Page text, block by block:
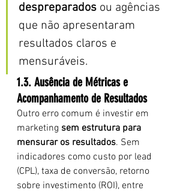
despreparados ou agências
que não apresentaram
resultados claros e
mensuráveis.
1.3. Ausência de Métricas e
Acompanhamento de Resultados
Outro erro comum é investir em
marketing sem estrutura para
mensurar os resultados. Sem
indicadores como custo por lead
(CPL), taxa de conversão, retorno
sobre investimento (ROI), entre